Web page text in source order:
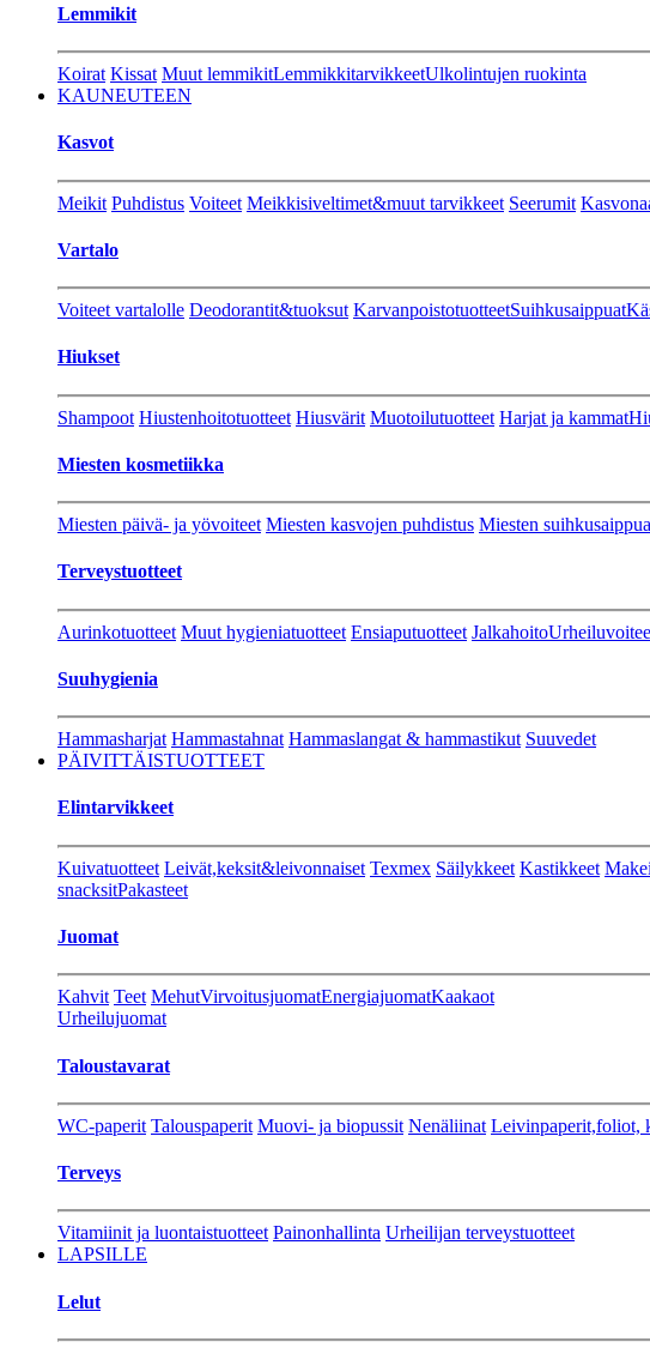
Lemmikit
Koirat Kissat Muut lemmikitLemmikkitarvikkeetUlkolintujen ruokinta
KAUNEUTEEN
Kasvot
Meikit Puhdistus Voiteet Meikkisiveltimet&muut tarvikkeet Seerumit
Vartalo
Voiteet vartalolle Deodorantit&tuoksut KarvanpoistotuotteetSuihkusaippuat
Hiukset
Shampoot Hiustenhoitotuotteet Hiusvärit Muotoilutuotteet Harjat ja kammat
Miesten kosmetiikka
Miesten päivä- ja yövoiteet Miesten kasvojen puhdistus Miesten
Terveystuotteet
Aurinkotuotteet Muut hygieniatuotteet Ensiaputuotteet Jalkahoito
Suuhygienia
Hammasharjat Hammastahnat Hammaslangat & hammastikut Suuvedet
PÄIVITTÄISTUOTTEET
Elintarvikkeet
Kuivatuotteet Leivät,keksit&leivonnaiset Texmex Säilykkeet Kastikkeet
snacksitPakasteet
Juomat
Kahvit Teet MehutVirvoitusjuomatEnergiajuomatKaakaot
Urheilujuomat
Taloustavarat
WC-paperit Talouspaperit Muovi- ja biopussit Nenäliinat Leivinpaperit,foliot,
Terveys
Vitamiinit ja luontaistuotteet Painonhallinta Urheilijan terveystuotteet
LAPSILLE
Lelut